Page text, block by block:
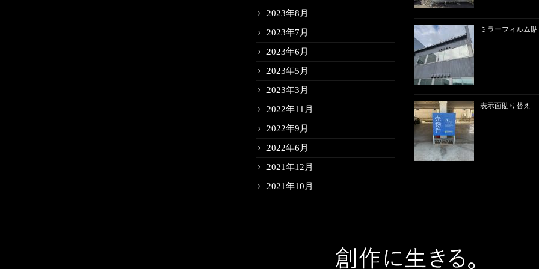
2023年8月
2023年7月
2023年6月
2023年5月
2023年3月
2022年11月
2022年9月
2022年6月
2021年12月
2021年10月
ミラーフィルム
表示面貼り替え